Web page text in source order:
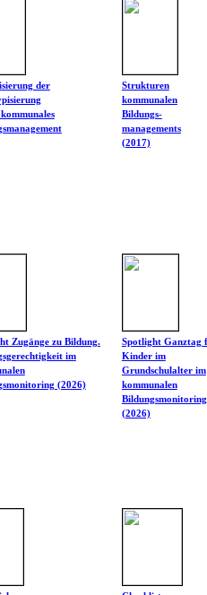
der
Strukturen
kommunalen
Bildungs-
managements
(2017)
Zugänge zu Bildung.
im
(2026)
Spotlight Ganztag
Kinder im
Grundschulalter im
kommunalen
Bildungsmonitoring
(2026)